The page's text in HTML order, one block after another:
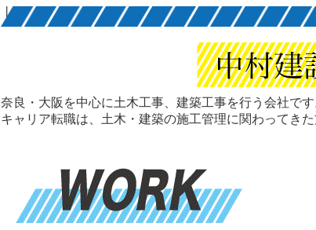
奈良・大阪を中心に土木工事、建築工事を行う会社です
キャリア転職は、土木・建築の施工管理に関わってき